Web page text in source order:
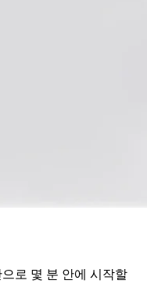
로 몇 분 안에 시작할